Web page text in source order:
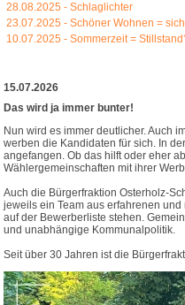
28.08.2025 - Schlaglichter
23.07.2025 - Schöner Wohnen =
10.07.2025 - Sommerzeit =
15.07.2026
Das wird ja immer bunter!
Nun wird es immer deutlicher. Auch
werben die Kandidaten für sich. In
angefangen. Ob das hilft oder eher
Wählergemeinschaften mit ihrer
Auch die Bürgerfraktion Osterholz-
jeweils ein Team aus erfahrenen
auf der Bewerberliste stehen.
und unabhängige Kommunalpolitik.